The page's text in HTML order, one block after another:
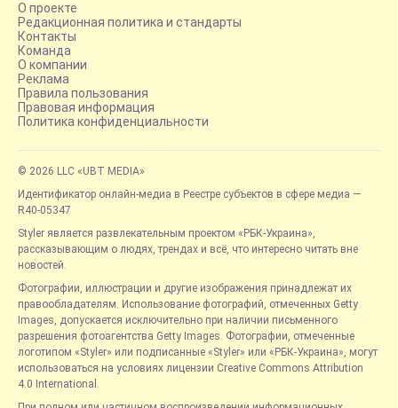
О проекте
Редакционная политика и стандарты
Контакты
Команда
О компании
Реклама
Правила пользования
Правовая информация
Политика конфиденциальности
© 2026 LLC «UBT MEDIA»
Идентификатор онлайн-медиа в Реестре субъектов в сфере медиа —
R40-05347
Styler является развлекательным проектом «РБК-Украина»,
рассказывающим о людях, трендах и всё, что интересно читать вне
новостей.
Фотографии, иллюстрации и другие изображения принадлежат их
правообладателям. Использование фотографий, отмеченных Getty
Images, допускается исключительно при наличии письменного
разрешения фотоагентства Getty Images. Фотографии, отмеченные
логотипом «Styler» или подписанные «Styler» или «РБК-Украина», могут
использоваться на условиях лицензии Creative Commons Attribution
4.0 International.